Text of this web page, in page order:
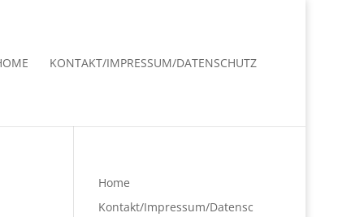
KONTAKT/IMPRESSUM/DATENSCHUTZ
Home
Kontakt/Impressum/Datensc